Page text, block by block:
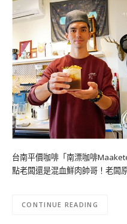
台南平價咖啡「南漂咖啡
點老闆還是混血鮮肉帥哥！老闆
CONTINUE READING